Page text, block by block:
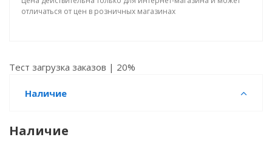
отличаться от цен в розничных магазинах
Тест загрузка заказов | 20%
Наличие
Наличие